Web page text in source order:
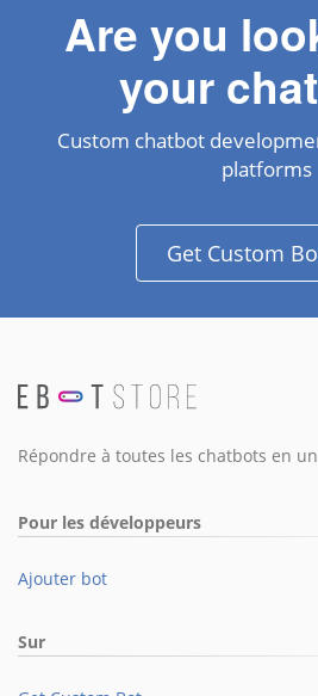
Are you
your
Custom chatbot
platforms
Get Custom
Répondre à toutes les chatbots en
Pour les développeurs
Ajouter bot
Sur